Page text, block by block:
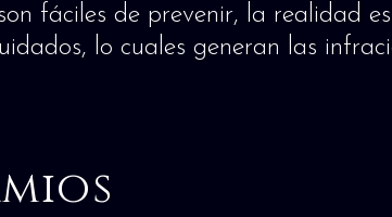
fáciles de prevenir, la realidad
lo cuales generan las